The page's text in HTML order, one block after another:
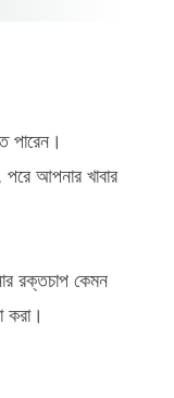
পারেন।
পরে আপনার খাবার
রক্তচাপ কেমন
করা।